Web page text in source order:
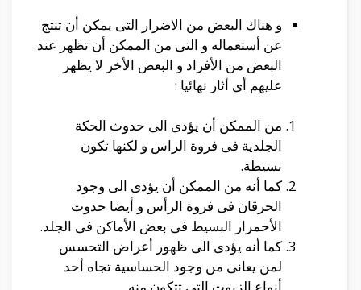
و هناك البعض من الاضرار التى يمكن أن تنتج
عن أستعماله و التى من الممكن أن تظهر عند
البعض من الأفراد و البعض الأخر لا يظهر
عليهم أى أثار نهائيا :
من الممكن أن يؤدى الى حدوث الحكة
الجلدية فى فروة الراس و لكنها تكون
بسيطة.
كما أنه من الممكن أن يؤدى الى وجود
الحرقان فى فروة الرأس و أيضا حدوث
الأحمرار البسيط فى بعض الأماكن فى الجلد.
كما أنه يؤدى الى ظهور أعراض التحسس
لمن يعانى من وجود الحساسية تجاه أحد